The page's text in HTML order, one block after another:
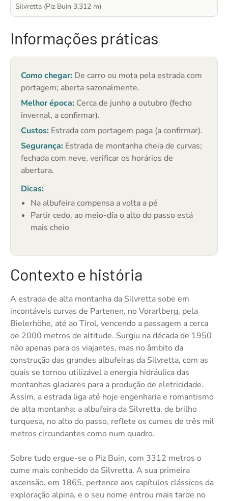
Silvretta (Piz Buin 3.312 m)
Informações práticas
Como chegar: De carro ou mota pela estrada com
portagem; aberta sazonalmente.
Melhor época: Cerca de junho a outubro (fecho
invernal, a confirmar).
Custos: Estrada com portagem paga (a confirmar).
Segurança: Estrada de montanha cheia de curvas;
fechada com neve, verificar os horários de
abertura.
Dicas:
Na albufeira compensa a volta a pé
Partir cedo, ao meio-dia o alto do passo está
mais cheio
Contexto e história
A estrada de alta montanha da Silvretta sobe em
incontáveis curvas de Partenen, no Vorarlberg, pela
Bielerhöhe, até ao Tirol, vencendo a passagem a cerca
de 2000 metros de altitude. Surgiu na década de 1950
não apenas para os viajantes, mas no âmbito da
construção das grandes albufeiras da Silvretta, com as
quais se tornou utilizável a energia hidráulica das
montanhas glaciares para a produção de eletricidade.
Assim, a estrada liga até hoje engenharia e romantismo
de alta montanha: a albufeira da Silvretta, de brilho
turquesa, no alto do passo, reflete os cumes de três mil
metros circundantes como num quadro.
Sobre tudo ergue-se o Piz Buin, com 3312 metros o
cume mais conhecido da Silvretta. A sua primeira
ascensão, em 1865, pertence aos capítulos clássicos da
exploração alpina, e o seu nome entrou mais tarde no